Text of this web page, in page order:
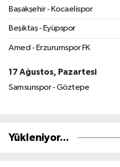
Başakşehir - Kocaelispor
Beşiktaş - Eyüpspor
Amed - Erzurumspor FK
17 Ağustos, Pazartesi
Samsunspor - Göztepe
Yükleniyor...